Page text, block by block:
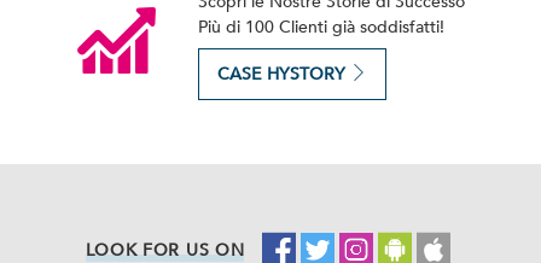
Più di 100 Clienti già soddisfatti!
CASE HYSTORY
LOOK FOR US ON